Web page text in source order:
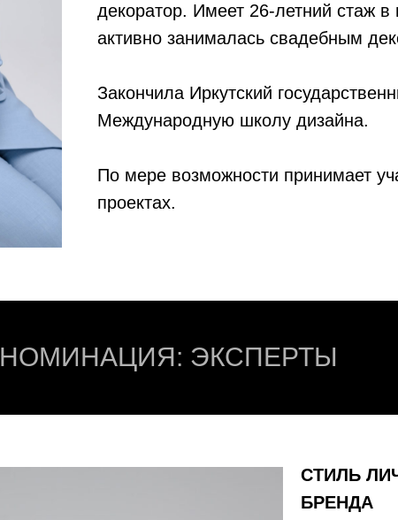
декоратор. Имеет 26-летний стаж
активно занималась свадебным
Закончила Иркутский
Международную школу дизайна.
По мере возможности принимает
проектах.
НОМИНАЦИЯ: ЭКСПЕРТЫ
СТИЛЬ
БРЕНДА